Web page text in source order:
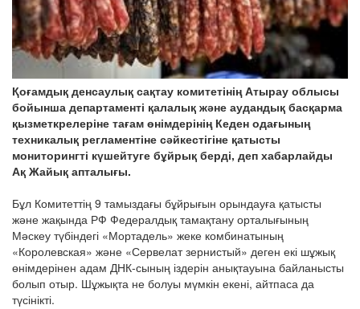
Қоғамдық денсаулық сақтау комитетінің Атырау облысы
бойынша департаменті қалалық және аудандық басқарма
қызметкрелеріне тағам өнімдерінің Кеден одағының
техникалық регламентіне сәйкестігіне қатысты
мониторингті күшейтуге бұйрық берді, деп хабарлайды
Ақ Жайық апталығы.
Бұл Комитеттің 9 тамыздағы бұйрығын орындауға қатысты
және жақында РФ Федералдық тамақтану орталығының
Мәскеу түбіндегі «Мортадель» жеке комбинатының
«Королевская» және «Сервелат зернистый» деген екі шұжық
өнімдерінен адам ДНК-сының іздерін анықтауына байланысты
болып отыр. Шұжықта не болуы мүмкін екені, айтпаса да
түсінікті.